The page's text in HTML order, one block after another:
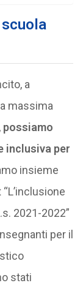
a
massima
possiamo
inclusiva per
insieme
2021-2022”
per il
stati